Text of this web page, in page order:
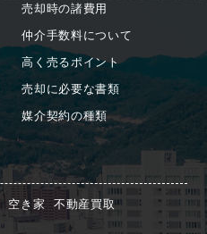
売却時の諸費用
仲介手数料について
高く売るポイント
売却に必要な書類
媒介契約の種類
空き家
不動産買取